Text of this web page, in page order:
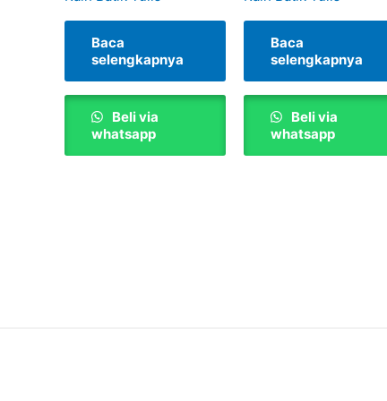
Baca
selengkapnya
Beli via
whatsapp
Baca
selengkapnya
Beli via
whatsapp